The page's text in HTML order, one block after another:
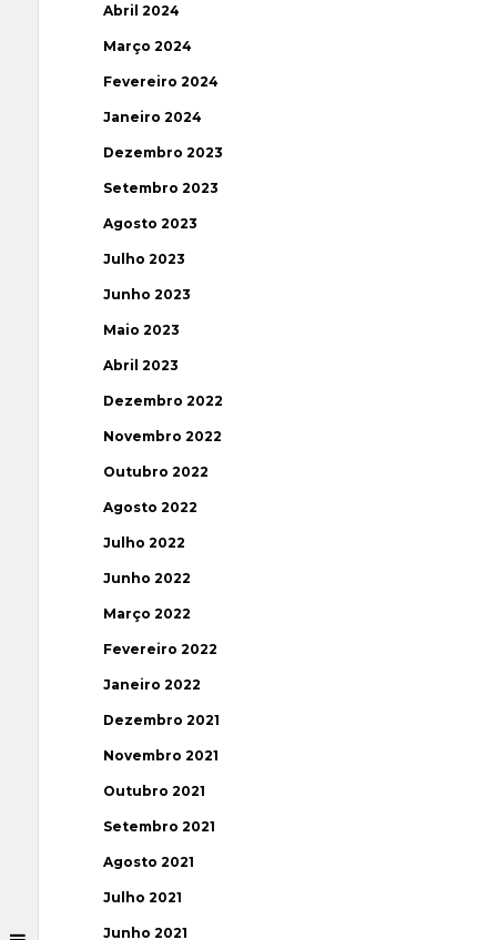
Abril 2024
Março 2024
Fevereiro 2024
Janeiro 2024
Dezembro 2023
Setembro 2023
Agosto 2023
Julho 2023
Junho 2023
Maio 2023
Abril 2023
Dezembro 2022
Novembro 2022
Outubro 2022
Agosto 2022
Julho 2022
Junho 2022
Março 2022
Fevereiro 2022
Janeiro 2022
Dezembro 2021
Novembro 2021
Outubro 2021
Setembro 2021
Agosto 2021
Julho 2021
Junho 2021